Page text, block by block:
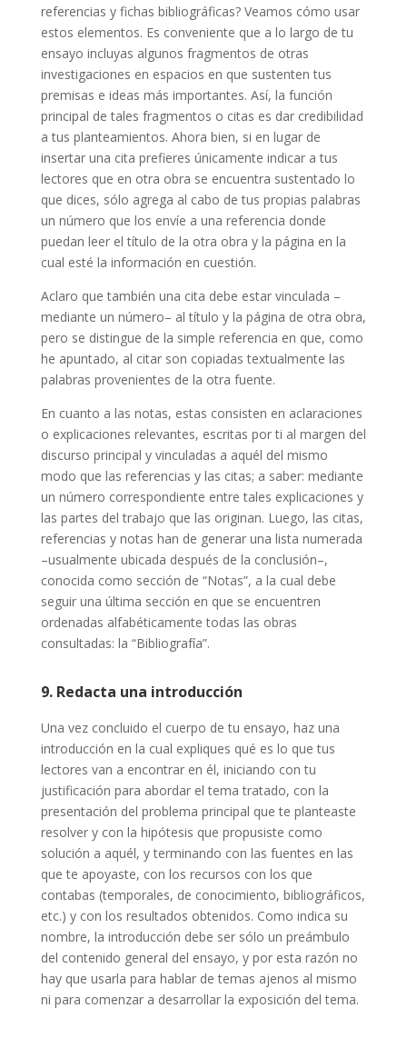
referencias y fichas bibliográficas? Veamos cómo usar
estos elementos. Es conveniente que a lo largo de tu
ensayo incluyas algunos fragmentos de otras
investigaciones en espacios en que sustenten tus
premisas e ideas más importantes. Así, la función
principal de tales fragmentos o citas es dar credibilidad
a tus planteamientos. Ahora bien, si en lugar de
insertar una cita prefieres únicamente indicar a tus
lectores que en otra obra se encuentra sustentado lo
que dices, sólo agrega al cabo de tus propias palabras
un número que los envíe a una referencia donde
puedan leer el título de la otra obra y la página en la
cual esté la información en cuestión.
Aclaro que también una cita debe estar vinculada –
mediante un número– al título y la página de otra obra,
pero se distingue de la simple referencia en que, como
he apuntado, al citar son copiadas textualmente las
palabras provenientes de la otra fuente.
En cuanto a las notas, estas consisten en aclaraciones
o explicaciones relevantes, escritas por ti al margen del
discurso principal y vinculadas a aquél del mismo
modo que las referencias y las citas; a saber: mediante
un número correspondiente entre tales explicaciones y
las partes del trabajo que las originan. Luego, las citas,
referencias y notas han de generar una lista numerada
–usualmente ubicada después de la conclusión–,
conocida como sección de “Notas”, a la cual debe
seguir una última sección en que se encuentren
ordenadas alfabéticamente todas las obras
consultadas: la “Bibliografía”.
9. Redacta una introducción
Una vez concluido el cuerpo de tu ensayo, haz una
introducción en la cual expliques qué es lo que tus
lectores van a encontrar en él, iniciando con tu
justificación para abordar el tema tratado, con la
presentación del problema principal que te planteaste
resolver y con la hipótesis que propusiste como
solución a aquél, y terminando con las fuentes en las
que te apoyaste, con los recursos con los que
contabas (temporales, de conocimiento, bibliográficos,
etc.) y con los resultados obtenidos. Como indica su
nombre, la introducción debe ser sólo un preámbulo
del contenido general del ensayo, y por esta razón no
hay que usarla para hablar de temas ajenos al mismo
ni para comenzar a desarrollar la exposición del tema.